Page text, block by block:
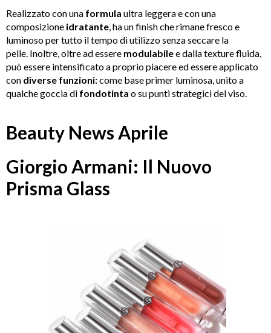
Realizzato con una formula ultra leggera e con una
composizione idratante , ha un finish che rimane fresco e
luminoso per tutto il tempo di utilizzo senza seccare la
pelle. Inoltre, oltre ad essere modulabilee dalla texture fluida,
può essere intensificato a proprio piacere ed essere applicato
con diverse funzioni:come base primer luminosa, unito a
qualche goccia di fondotinta o su punti strategici del viso.
Beauty News Aprile
Giorgio Armani: Il Nuovo
Prisma Glass